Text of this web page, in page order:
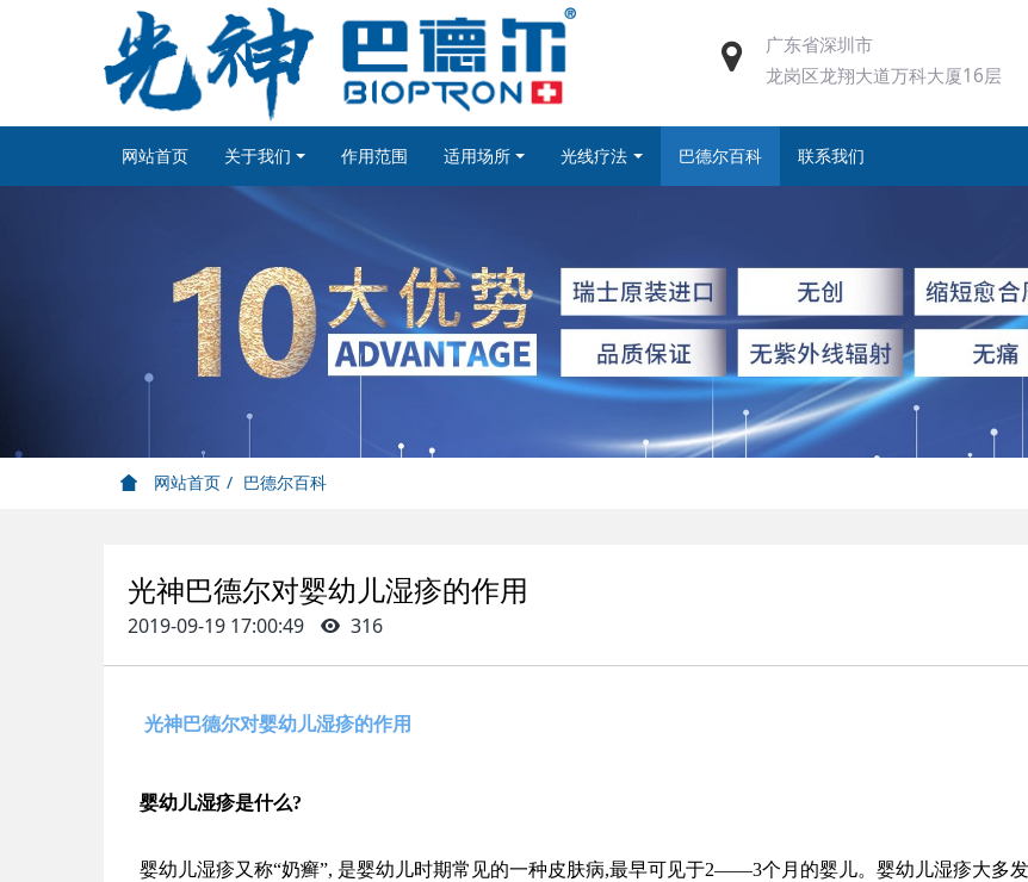
广东省深圳市
龙岗区龙翔大道万科大厦16层
网站首页 关于我们 作用范围 适用场所 光线疗法 巴德尔百科 联系我们
网站首页 巴德尔百科
光神巴德尔对婴幼儿湿疹的作用
2019-09-19 17:00:49 316
光神巴德尔对婴幼儿湿疹的作用
婴幼儿湿疹是什么?
婴幼儿湿疹又称“奶癣”, 是婴幼儿时期常见的一种皮肤病,最早可见于2——3个月的婴儿。婴幼儿湿疹大多